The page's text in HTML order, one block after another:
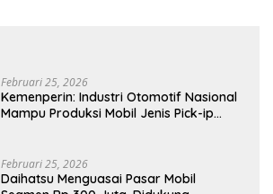
Februari 25, 2026
Kemenperin: Industri Otomotif Nasional
Mampu Produksi Mobil Jenis Pick-ip
Februari 25, 2026
Daihatsu Menguasai Pasar Mobil